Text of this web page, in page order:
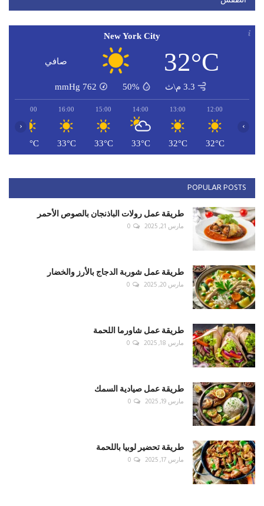
New York City
32°C صافي
3.3 م\ث 50%
762
mmHg
12:00
32°C
13:00
32°C
14:00
33°C
15:00
33°C
16:00
33°C
17:00
33°C
‹ ›
POPULAR POSTS
طريقة عمل رولات الباذنجان بالصوص الأحمر
مارس 21, 2025 0
طريقة عمل شوربة الدجاج بالأرز والخضار
مارس 20, 2025 0
طريقة عمل شاورما اللحمة
مارس 18, 2025 0
طريقة عمل صيادية السمك
مارس 19, 2025 0
طريقة تحضير لوبيا باللحمة
مارس 17, 2025 0